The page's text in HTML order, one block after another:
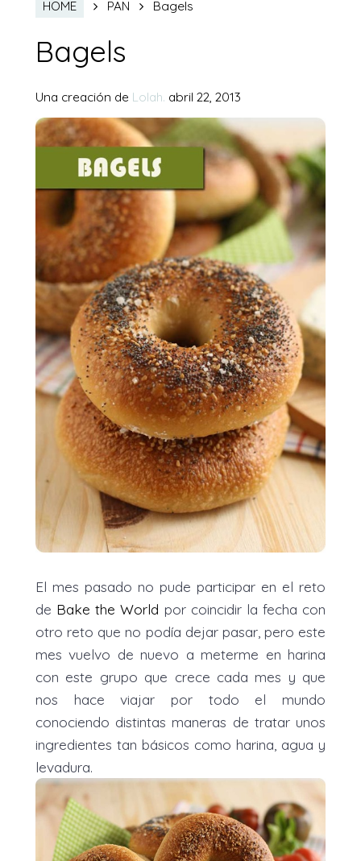
HOME PAN Bagels
Bagels
Una creación de Lolah. abril 22, 2013
El mes pasado no pude participar en el reto
de Bake the World por coincidir la fecha con
otro reto que no podía dejar pasar, pero este
mes vuelvo de nuevo a meterme en harina
con este grupo que crece cada mes y que
nos hace viajar por todo el mundo
conociendo distintas maneras de tratar unos
ingredientes tan básicos como harina, agua y
levadura.